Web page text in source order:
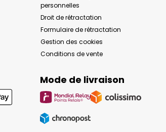
personnelles
Droit de rétractation
Formulaire de rétractation
Gestion des cookies
Conditions de vente
Mode de livraison